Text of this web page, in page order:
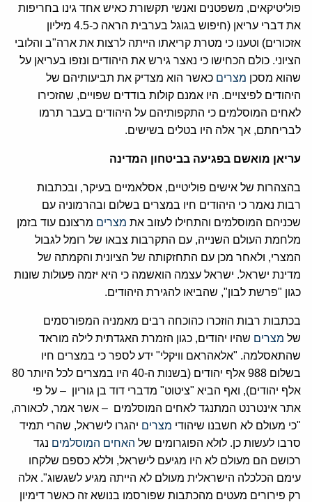
פוליטיקאים, משפטנים ואנשי תקשורת כאיש אחד גינו בחריפות
את דברי עריאן (חיפוש בגוגל בערבית הראה כ-4.5 מיליון
אזכורים) וטענו כי מטרת קריאתו הייתה לרצות את ארה"ב והלובי
הציוני. כולם הכחישו כי נאצר גירש את היהודים ונזפו בעריאן על
שהוא מסכן מצרים כאשר הוא מצדיק את תביעותיהם של
היהודים לפיצויים. היו אמנם קולות בודדים שפויים, שהזכירו
לאחים המוסלמים כי התקפותיהם על היהודים בעבר תרמו
לבריחתם, אך אלה היו בטלים בשישים.
עריאן מואשם בפגיעה בביטחון המדינה
בהצהרות של אישים פוליטיים, אסלאמיים בעיקר, ובכתבות
רבות נאמר כי היהודים חיו במצרים בשלום ובהרמוניה עם
שכניהם המוסלמים והתחילו לעזוב את מצרים מרצונם עוד בזמן
מלחמת העולם השנייה, עם התקרבות צבאו של רומל לגבול
המצרי, ולאחר מכן עם התחזקותה של הציונית והקמתה של
מדינת ישראל. ישראל עצמה הואשמה כי היא יזמה פעולות שונות
כגון "פרשת לבון", שהביאו להגירת היהודים.
בכתבות רבות הוזכרו כהוכחה רבים מאמניה המפורסמים
של מצרים שהיו יהודים, כגון הזמרת האגדתית לילה מוראד
שהתאסלמה. "אלאהראם וויקלי" ידע לספר כי במצרים חיו
בשלום 988 אלף יהודים (בשנות ה-40 היו במצרים לכל היותר 80
אלף יהודים), ואף הביא "ציטוט" מדברי דוד בן גוריון – על פי
אתר אינטרנט המתנגד לאחים המוסלמים – אשר אמר, לכאורה,
"כי מעולם לא חשבנו שיהודי מצרים יהגרו לישראל, שהרי תמיד
סרבו לעשות כן. לולא הפוגרומים של האחים המוסלמים נגד
רכושם הם מעולם לא היו מגיעם לישראל, וללא כספם שלקחו
עימם הכלכלה הישראלית מעולם לא הייתה מגיע לשגשוג". אלה
רק פירורים מעטים מהכתבות שפורסמו בנושא זה כאשר דימיון